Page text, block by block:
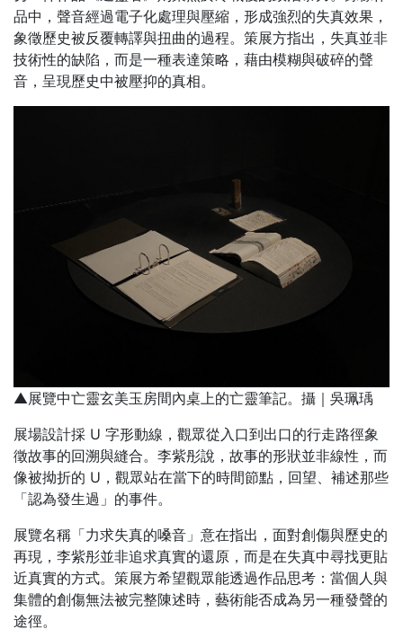
品中，聲音經過電子化處理與壓縮，形成強烈的失真效果，
象徵歷史被反覆轉譯與扭曲的過程。策展方指出，失真並非
技術性的缺陷，而是一種表達策略，藉由模糊與破碎的聲
音，呈現歷史中被壓抑的真相。
▲展覽中亡靈玄美玉房間內桌上的亡靈筆記。攝｜吳珮瑀
展場設計採 U 字形動線，觀眾從入口到出口的行走路徑象
徵故事的回溯與縫合。李紫彤說，故事的形狀並非線性，而
像被拗折的 U，觀眾站在當下的時間節點，回望、補述那些
「認為發生過」的事件。
展覽名稱「力求失真的嗓音」意在指出，面對創傷與歷史的
再現，李紫彤並非追求真實的還原，而是在失真中尋找更貼
近真實的方式。策展方希望觀眾能透過作品思考：當個人與
集體的創傷無法被完整陳述時，藝術能否成為另一種發聲的
途徑。